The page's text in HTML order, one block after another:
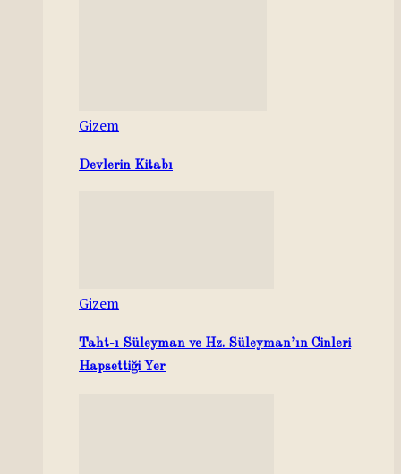
Gizem
Devlerin Kitabı
Gizem
Taht-ı Süleyman ve Hz. Süleyman’ın Cinleri
Hapsettiği Yer